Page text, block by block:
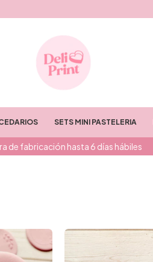
de fabricación hasta 6 días hábiles
SETS MINI PASTELERIA